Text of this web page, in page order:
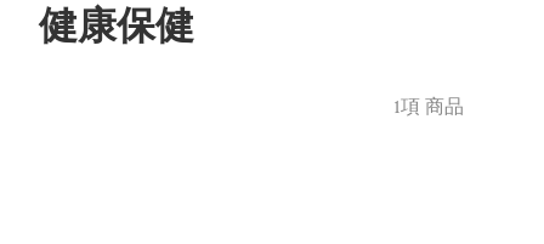
健康保健
1項 商品